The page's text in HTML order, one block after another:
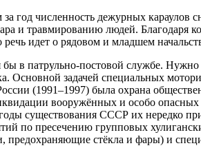
год численность дежурных
и травмированию людей. Благодаря
идет о рядовом и младшем
в патрульно-постовой службе.
задачей специальных
(1991–1997) была охрана
вооружённых и особо
существования СССР их нередко
по пресечению групповых
предохраняющие стёкла и фары) и